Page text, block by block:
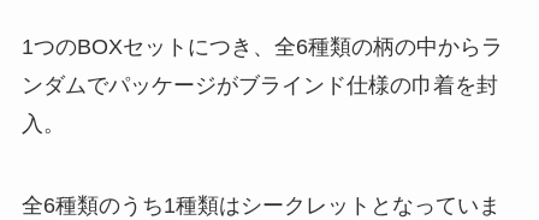
1つのBOXセットにつき、全6種類の柄の中からラ
ンダムでパッケージがブラインド仕様の巾着を封
入。
全6種類のうち1種類はシークレットとなっていま